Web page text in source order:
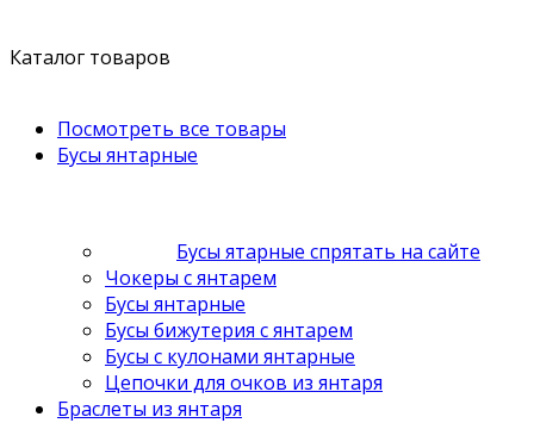
Каталог товаров
Посмотреть все товары
Бусы янтарные
Бусы ятарные спрятать на сайте
Чокеры с янтарем
Бусы янтарные
Бусы бижутерия с янтарем
Бусы с кулонами янтарные
Цепочки для очков из янтаря
Браслеты из янтаря